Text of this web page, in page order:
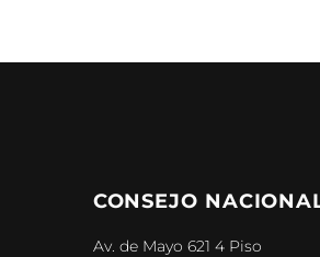
CONSEJO
Av. de Mayo 621 4 Piso